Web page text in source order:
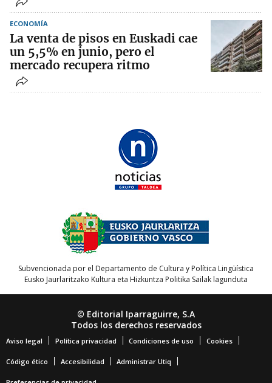
ECONOMÍA
La venta de pisos en Euskadi cae
un 5,5% en junio, pero el
mercado recupera ritmo
Subvencionada por el Departamento de Cultura y Política Lingüística
Eusko Jaurlaritzako Kultura eta Hizkuntza Politika Sailak lagunduta
© Editorial Iparraguirre, S.A
Todos los derechos reservados
Aviso legal Política privacidad Condiciones de uso Cookies
Código ético Accesibilidad Administrar Utiq